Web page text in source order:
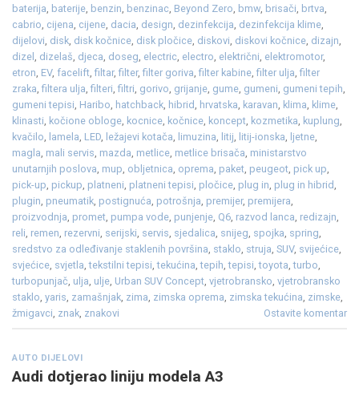
baterija, baterije, benzin, benzinac, Beyond Zero, bmw, brisači, brtva,
cabrio, cijena, cijene, dacia, design, dezinfekcija, dezinfekcija klime,
dijelovi, disk, disk kočnice, disk pločice, diskovi, diskovi kočnice, dizajn,
dizel , dizelaš, djeca, doseg, electric, electro, električni, elektromotor,
etron, EV, facelift,filtar,filter,filter goriva,filter kabine,filter ulja,filter
zraka,filtera ulja,filteri,filtri, gorivo, grijanje, gume, gumeni, gumeni tepih,
gumeni tepisi, Haribo, hatchback, hibrid, hrvatska, karavan, klima, klime,
klinasti, kočione obloge, kocnice, kočnice, koncept, kozmetika, kuplung,
kvačilo, lamela, LED, ležajevi kotača, limuzina, litij, litij-ionska, ljetne,
magla, mali servis, mazda, metlice, metlice brisača, ministarstvo
unutarnjih poslova, mup, obljetnica, oprema, paket, peugeot, pick up,
pick-up, pickup, platneni, platneni tepisi, pločice, plug in, plug in hibrid,
plugin, pneumatik, postignuća, potrošnja, premijer, premijera,
proizvodnja, promet, pumpa vode, punjenje, Q6, razvod lanca, redizajn,
reli, remen, rezervni, serijski, servis, sjedalica, snijeg, spojka, spring,
sredstvo za odleđivanje staklenih površina, staklo, struja, SUV, svijećice,
svjećice, svjetla,tekstilni tepisi,tekućina,tepih,tepisi,toyota,turbo,
turbopunjač, ulja, ulje, Urban SUV Concept, vjetrobransko, vjetrobransko
staklo, yaris, zamašnjak, zima, zimska oprema, zimska tekućina, zimske,
žmigavci, znak, znakovi Ostavite komentar
AUTO DIJELOVI
Audi dotjerao liniju modela A3